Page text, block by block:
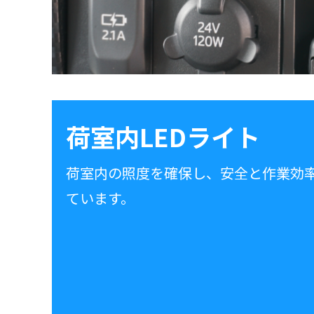
荷室内LEDライト
荷室内の照度を確保し、安全と作業効
ています。